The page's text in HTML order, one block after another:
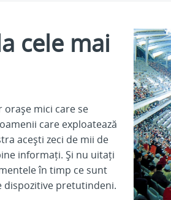
cele mai
mici care se
care exploatează
acești zeci de mii de
informați. Și nu uitați
în timp ce sunt
dispozitive pretutindeni.